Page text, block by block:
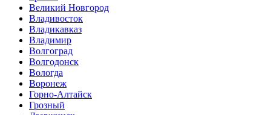
Великий Новгород
Владивосток
Владикавказ
Владимир
Волгоград
Волгодонск
Вологда
Воронеж
Горно-Алтайск
Грозный